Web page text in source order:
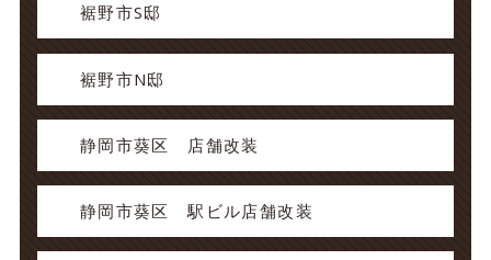
裾野市S邸
裾野市N邸
静岡市葵区 店舗改装
静岡市葵区 駅ビル店舗改装